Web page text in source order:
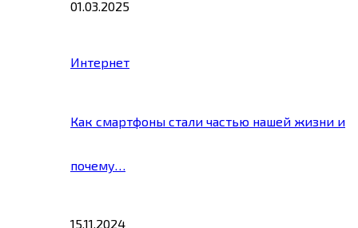
01.03.2025
Интернет
Как смартфоны стали частью нашей жизни и
почему…
15.11.2024